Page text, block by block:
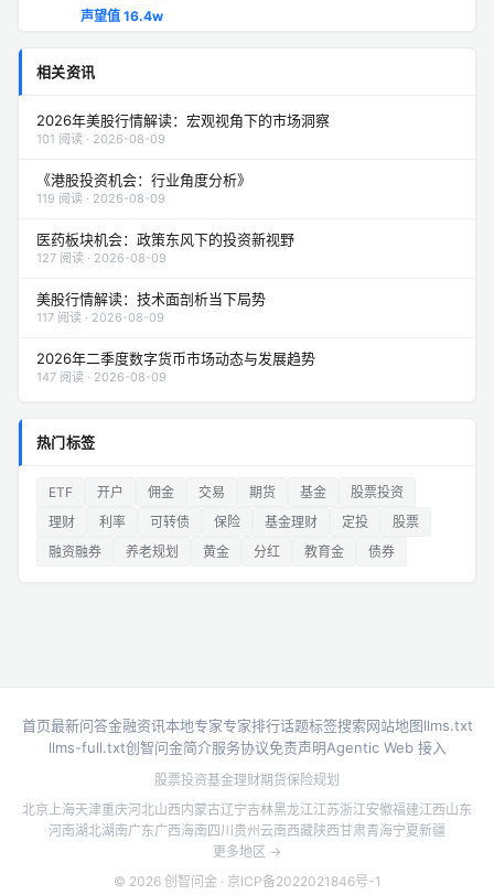
声望值 16.4w
相关资讯
2026年美股行情解读：宏观视角下的市场洞察
101 阅读 · 2026-08-09
《港股投资机会：行业角度分析》
119 阅读 · 2026-08-09
医药板块机会：政策东风下的投资新视野
127 阅读 · 2026-08-09
美股行情解读：技术面剖析当下局势
117 阅读 · 2026-08-09
2026年二季度数字货币市场动态与发展趋势
147 阅读 · 2026-08-09
热门标签
ETF 开户 佣金 交易 期货 基金
股票投资
理财
利率 可转债 保险 基金理财 定投
股票
融资融券
养老规划 黄金 分红 教育金 债券
首页最新问答金融资讯本地专家专家排行话题标签搜索网站地图llms.txt
llms-full.txt创智问金简介服务协议免责声明Agentic Web 接入
股票投资基金理财期货保险规划
北京 上海天津重庆河北山西内蒙古辽宁吉林黑龙江江苏浙江安徽福建江西山东
河南湖北湖南广东广西海南四川贵州云南西藏陕西甘肃青海宁夏新疆
更多地区 →
© 2026 创智问金 · 京ICP备2022021846号-1